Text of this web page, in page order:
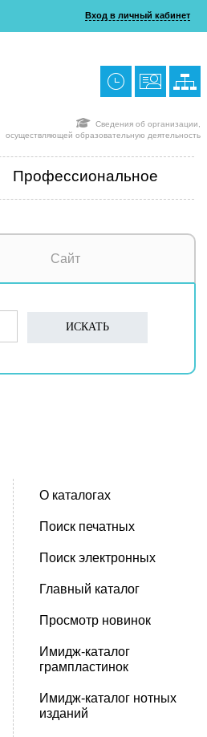
Вход в личный кабинет
Сведения об организации,
осуществляющей образовательную деятельность
Профессиональное
Сайт
О каталогах
Поиск печатных
Поиск электронных
Главный каталог
Просмотр новинок
Имидж-каталог
грампластинок
Имидж-каталог нотных
изданий